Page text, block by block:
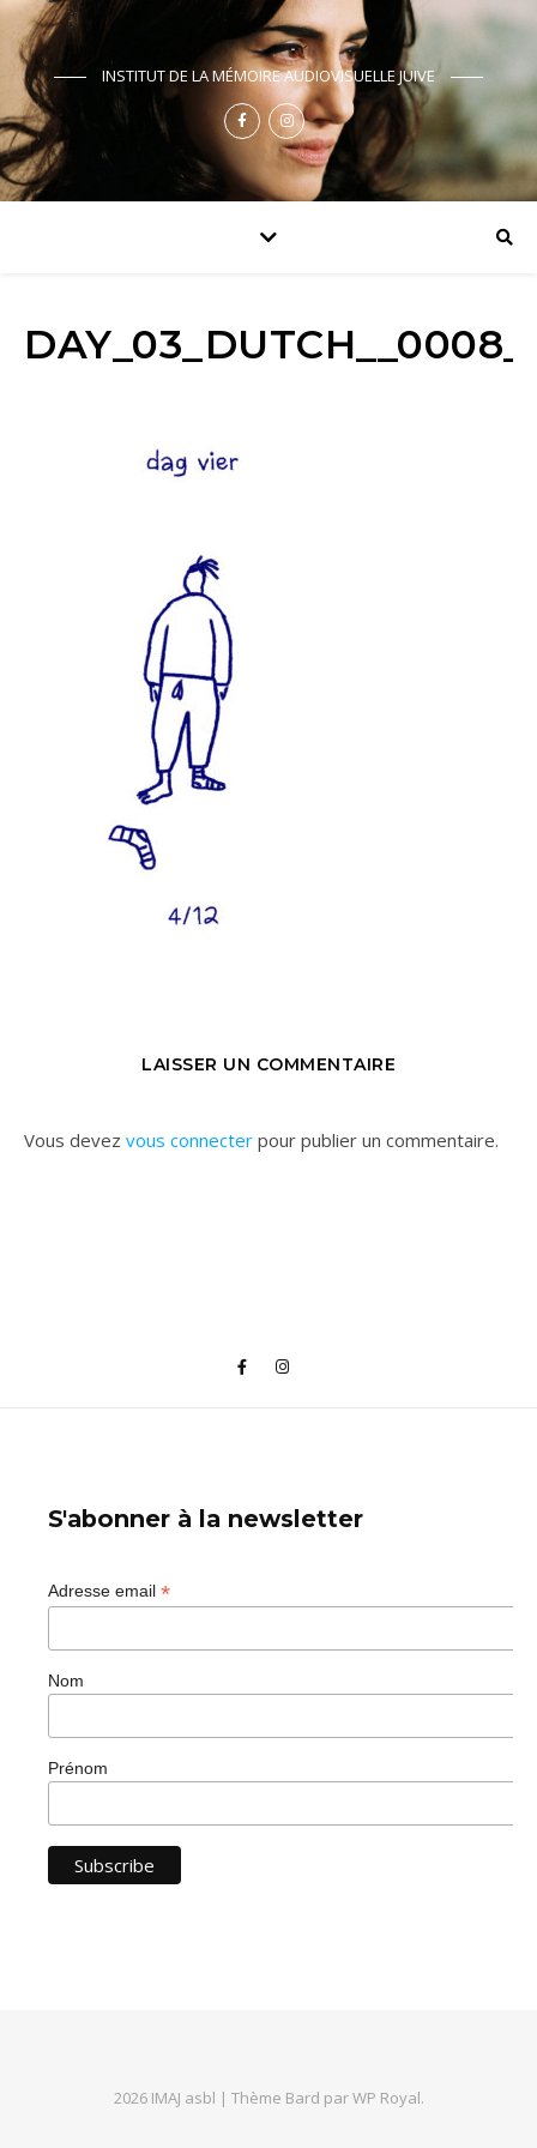
INSTITUT DE LA MÉMOIRE AUDIOVISUELLE JUIVE
LAISSER UN COMMENTAIRE
Vous devez vous connecter pour publier un commentaire.
S'abonner à la newsletter
Adresse email *
Nom
Prénom
2026 IMAJ asbl | Thème Bard parWP Royal.